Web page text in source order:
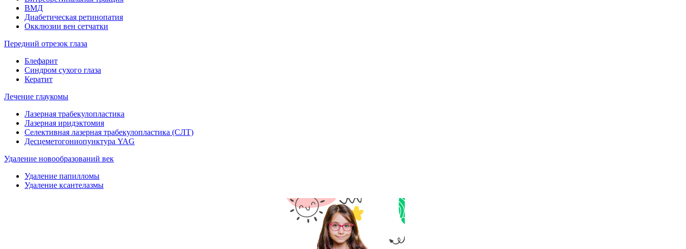
ВМД
Диабетическая ретинопатия
Окклюзии вен сетчатки
Передний отрезок глаза
Блефарит
Синдром сухого глаза
Кератит
Лечение глаукомы
Лазерная трабекулопластика
Лазерная иридэктомия
Селективная лазерная трабекулопластика (СЛТ)
Десцеметогониопунктура YAG
Удаление новообразований век
Удаление папилломы
Удаление ксантелазмы